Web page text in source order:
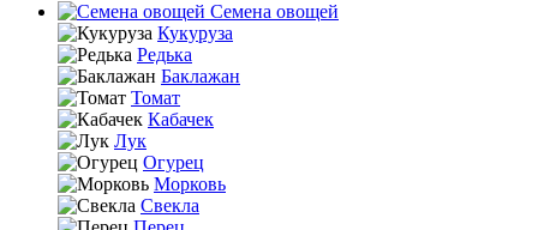
Семена овощей
Кукуруза
Редька
Баклажан
Томат
Кабачек
Лук
Огурец
Морковь
Свекла